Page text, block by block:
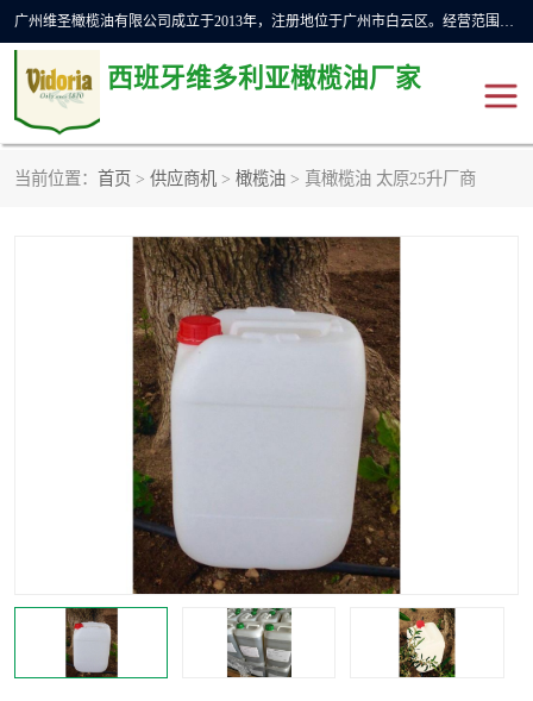
广州维圣橄榄油有限公司成立于2013年，注册地位于广州市白云区。经营范围包括饲料原料销售;畜牧渔业饲料销售;化妆品批发;贸易经纪;食品进出口等，主要产品有：橄榄果渣油，橄榄油，纯橄榄油等。
西班牙维多利亚橄榄油厂家
当前位置： 首页 > 供应商机 > 橄榄油 > 真橄榄油 太原25升厂商
费利佩橄榄油 特级初榨橄榄油
精炼橄榄油